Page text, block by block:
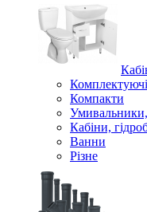
Комплектуючі
Компакти
Умивальники,
Кабіни,
Ванни
Різне